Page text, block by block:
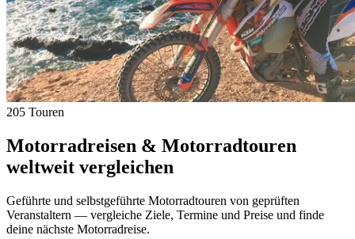
205 Touren
Motorradreisen & Motorradtouren
weltweit vergleichen
Geführte und selbstgeführte Motorradtouren von geprüften
Veranstaltern — vergleiche Ziele, Termine und Preise und finde
deine nächste Motorradreise.